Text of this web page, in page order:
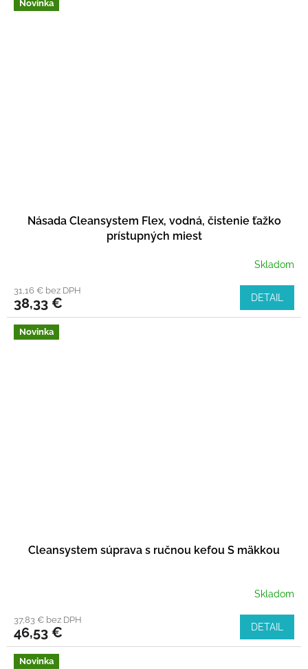
Novinka
Násada Cleansystem Flex, vodná, čistenie ťažko
prístupných miest
Skladom
31,16 € bez DPH
38,33 € DETAIL
Novinka
Cleansystem súprava s ručnou kefou S mäkkou
Skladom
37,83 € bez DPH
46,53 € DETAIL
Novinka